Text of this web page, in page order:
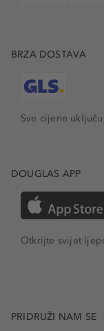
BRZA DOSTAVA
Sve cijene
DOUGLAS APP
Otkrijte svijet
PRIDRUŽI NAM SE